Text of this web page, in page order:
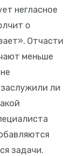
негласное
о
Отчасти
меньше
ли
задачи.